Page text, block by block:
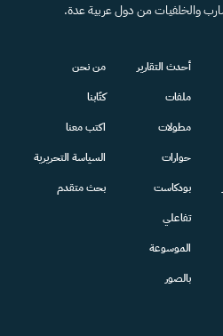
والخلفيات من دول عربية عدة.
أحدث التقارير
ملفات
مطولات
حوارات
بودكاست
تفاعلي
الموسوعة
بالصور
من نحن
كتّابنا
اكتب معنا
السياسة التحريرية
بحث متقدم